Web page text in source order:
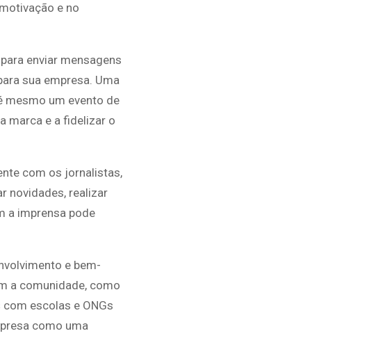
e no
enviar mensagens
sua empresa. Uma
mesmo um evento de
marca e a fidelizar o
com os jornalistas,
novidades, realizar
a imprensa pode
e bem-
a comunidade, como
escolas e ONGs
como uma